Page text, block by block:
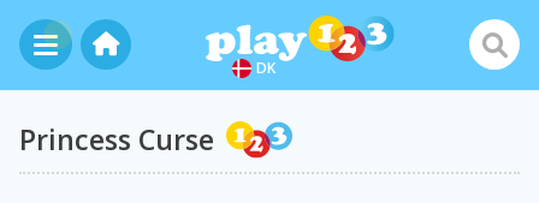
DK
Princess Curse